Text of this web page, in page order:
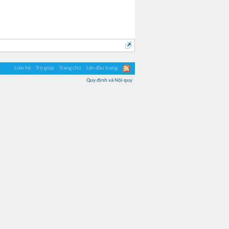
Liên hệ Trợ giúp Trang chủ Lên đầu trang
Quy định và Nội quy